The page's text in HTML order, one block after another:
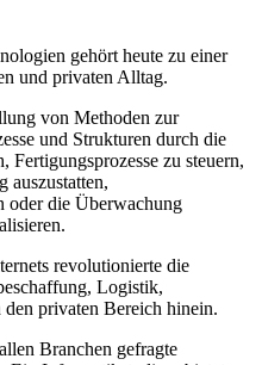
gehört heute zu einer
und privaten Alltag.
von Methoden zur
und Strukturen durch die
zu steuern,
auszustatten,
oder die Überwachung
revolutionierte die
Logistik,
privaten Bereich hinein.
Branchen gefragte